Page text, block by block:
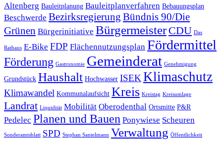
Altenberg Bauleitplanung Bauleitplanverfahren Bebauungsplan
Beschwerde Bezirksregierung Bündnis 90/Die
Grünen Bürgerinitiative Bürgermeister CDU Das
Rathaus E-Bike FDP Flächennutzungsplan Fördermittel
Förderung Gastronomie Gemeinderat Genehmigung
Grundstück Haushalt Hochwasser ISEK Klimaschutz
Klimawandel Kommunalaufsicht Kreis Kreistag Kreisumlage
Landrat Liquidität Mobilität Oberodenthal Ortsmitte P&R
Pedelec Planen und Bauen Ponywiese Scheuren
Sonderamtsblatt SPD Stephan Santelmann Verwaltung Öffentlichkeit